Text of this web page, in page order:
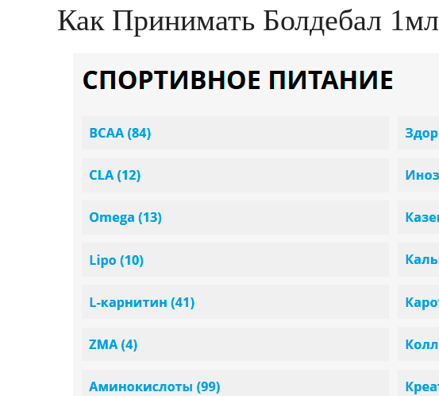
Как Принимать Болдебал 1мл